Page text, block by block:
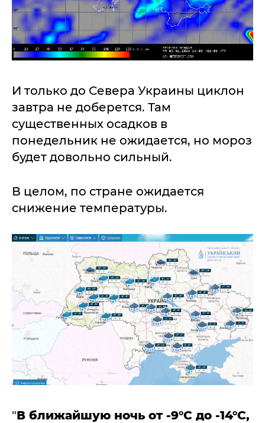
И только до Севера Украины циклон
завтра не доберется. Там
существенных осадков в
понедельник не ожидается, но мороз
будет довольно сильный.
В целом, по стране ожидается
снижение температуры.
"В ближайшую ночь от -9°C до -14°C,